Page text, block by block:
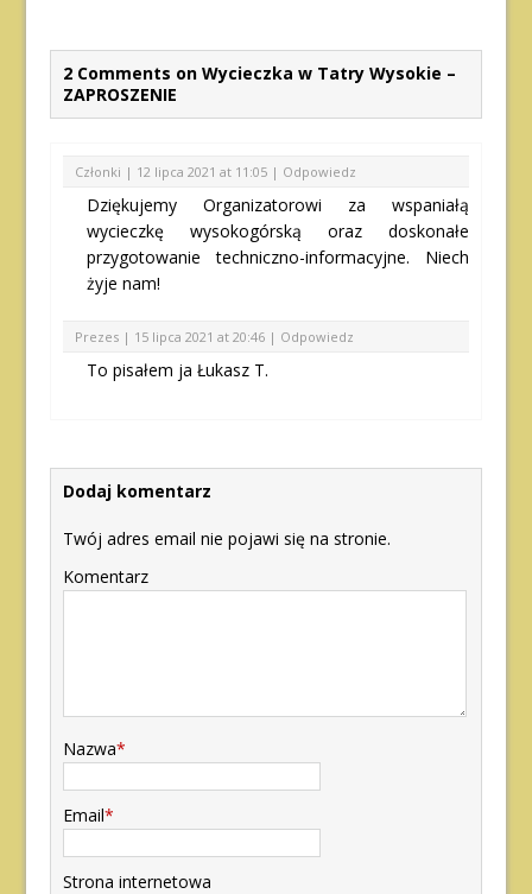
2 Comments on Wycieczka w Tatry Wysokie –
ZAPROSZENIE
Członki | 12 lipca 2021 at 11:05 | Odpowiedz
Dziękujemy Organizatorowi za wspaniałą
wycieczkę wysokogórską oraz doskonałe
przygotowanie techniczno-informacyjne. Niech
żyje nam!
Prezes | 15 lipca 2021 at 20:46 | Odpowiedz
To pisałem ja Łukasz T.
Dodaj komentarz
Twój adres email nie pojawi się na stronie.
Komentarz
Nazwa*
Email*
Strona internetowa